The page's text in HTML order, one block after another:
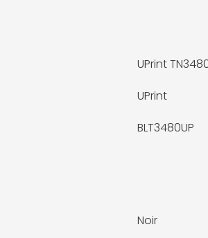
UPrint
UPrint
BLT3480UP
Noir